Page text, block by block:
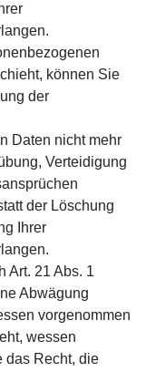
können Sie
der
Daten nicht mehr
Verteidigung
der Löschung
Ihrer
Art. 21 Abs. 1
Abwägung
vorgenommen
wessen
das Recht, die